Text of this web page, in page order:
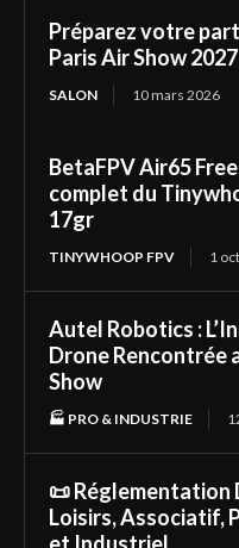
Préparez votre
Paris Air Show 2027
SALON 10 mars 2026
BetaFPV Air65
complet du
17gr
TINYWHOOP FPV 1
Autel Robotics :
Drone Rencontrée
Show
🏭 PRO & INDUSTRIE
📜 Réglementation
Loisirs, Associatif,